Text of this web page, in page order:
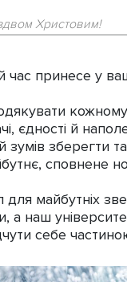
Христовим!
час принесе у
єдності й
зберегти
сповнене
для майбутніх
а наш
себе